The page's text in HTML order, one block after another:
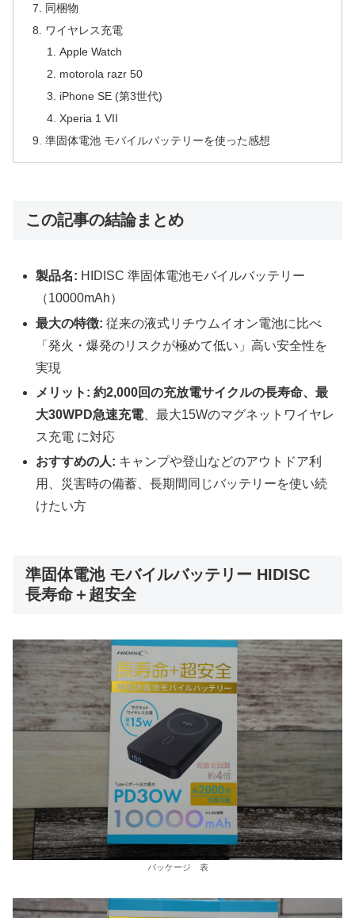
同梱物
ワイヤレス充電
Apple Watch
motorola razr 50
iPhone SE (第3世代)
Xperia 1 VII
準固体電池 モバイルバッテリーを使った感想
この記事の結論まとめ
製品名: HIDISC 準固体電池モバイルバッテリー
（10000mAh）
最大の特徴: 従来の液式リチウムイオン電池に比べ
「発火・爆発のリスクが極めて低い」高い安全性を
実現
メリット: 約2,000回の充放電サイクルの長寿命、最
大30WPD急速充電、最大15Wのマグネットワイヤレ
ス充電 に対応
おすすめの人: キャンプや登山などのアウトドア利
用、災害時の備蓄、長期間同じバッテリーを使い続
けたい方
準固体電池 モバイルバッテリー HIDISC
長寿命＋超安全
パッケージ 表